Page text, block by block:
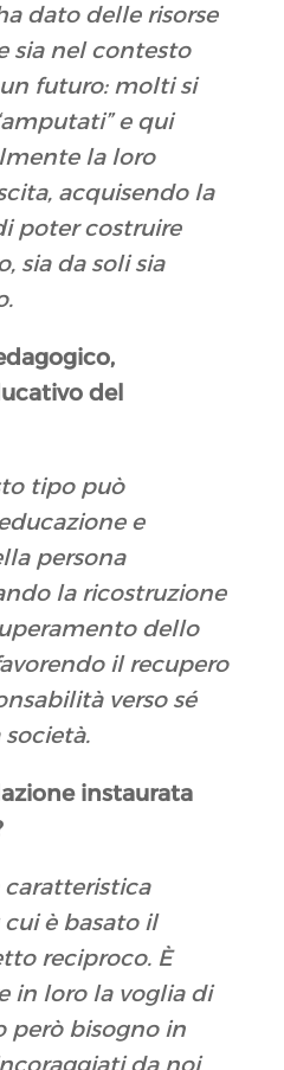
dato delle risorse
sia nel contesto
futuro: molti si
e qui
la loro
acquisendo la
poter costruire
sia da soli sia
del
tipo può
e
persona
la ricostruzione
dello
il recupero
verso sé
instaurata
è basato il
reciproco. È
in loro la voglia di
però bisogno in